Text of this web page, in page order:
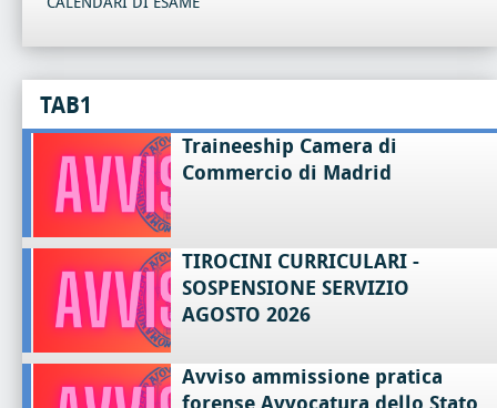
TAB1
Traineeship Camera di
Commercio di Madrid
TIROCINI CURRICULARI -
SOSPENSIONE SERVIZIO
AGOSTO 2026
Avviso ammissione pratica